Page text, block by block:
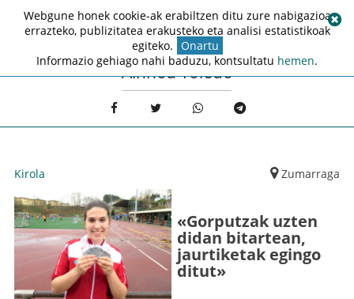
Ainhoa Toledo
Kirola Zumarraga
«Gorputzak uzten
didan bitartean,
jaurtiketak egingo
ditut»
Webgune honek cookie-ak erabiltzen ditu zure nabigazioa
errazteko, publizitatea erakusteko eta analisi estatistikoak
egiteko. Onartu
Informazio gehiago nahi baduzu, kontsultatu hemen.